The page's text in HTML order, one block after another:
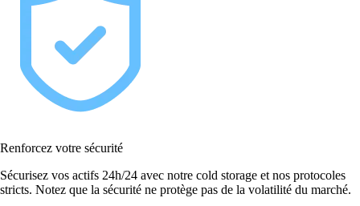
Renforcez votre sécurité
Sécurisez vos actifs 24h/24 avec notre cold storage et nos protocoles
stricts. Notez que la sécurité ne protège pas de la volatilité du marché.